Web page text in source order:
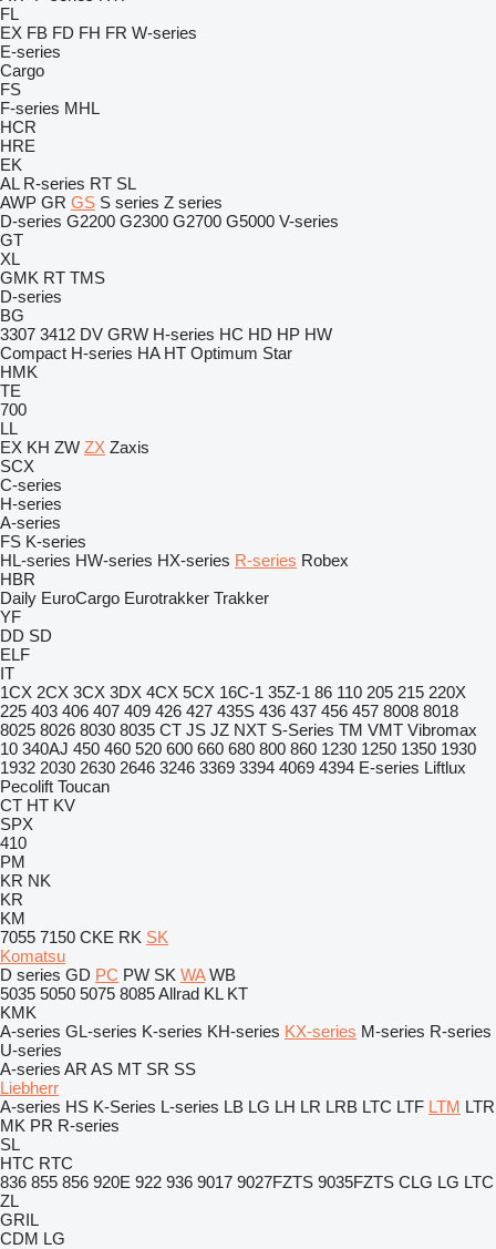
FL
EX FB FD FH FR W-series
E-series
Cargo
FS
F-series MHL
HCR
HRE
EK
AL R-series RT SL
AWP GR GS S series Z series
D-series G2200 G2300 G2700 G5000 V-series
GT
XL
GMK RT TMS
D-series
BG
3307 3412 DV GRW H-series HC HD HP HW
Compact H-series HA HT Optimum Star
HMK
TE
700
LL
EX KH ZW ZX Zaxis
SCX
C-series
H-series
A-series
FS K-series
HL-series HW-series HX-series R-series Robex
HBR
Daily EuroCargo Eurotrakker Trakker
YF
DD SD
ELF
IT
1CX 2CX 3CX 3DX 4CX 5CX 16C-1 35Z-1 86 110 205 215 220X
225 403 406 407 409 426 427 435S 436 437 456 457 8008 8018
8025 8026 8030 8035 CT JS JZ NXT S-Series TM VMT Vibromax
10 340AJ 450 460 520 600 660 680 800 860 1230 1250 1350 1930
1932 2030 2630 2646 3246 3369 3394 4069 4394 E-series Liftlux
Pecolift Toucan
CT HT KV
SPX
410
PM
KR NK
KR
KM
7055 7150 CKE RK SK
Komatsu
D series GD PC PW SK WA WB
5035 5050 5075 8085Allrad KL KT
KMK
A-series GL-series K-series KH-series KX-series M-series R-series
U-series
A-series AR AS MT SR SS
Liebherr
A-series HS K-Series L-series LB LG LH LR LRB LTC LTF LTM LTR
MK PR R-series
SL
HTC RTC
836 855 856 920E 922 936 9017 9027FZTS 9035FZTS CLG LG LTC
ZL
GRIL
CDM LG